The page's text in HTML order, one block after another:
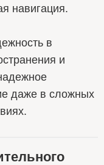
навигация.
в
и
даже в сложных